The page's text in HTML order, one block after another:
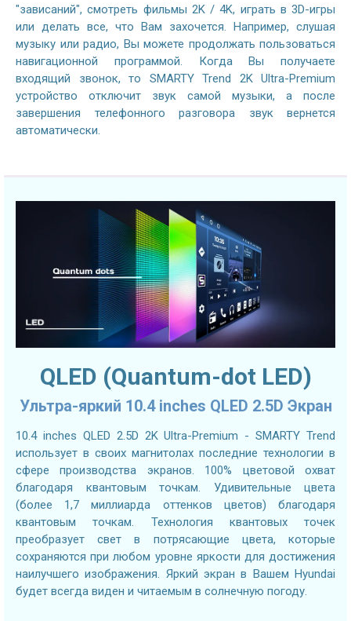
"зависаний", смотреть фильмы 2K / 4K, играть в 3D-игры
или делать все, что Вам захочется. Например, слушая
музыку или радио, Вы можете продолжать пользоваться
навигационной программой. Когда Вы получаете
входящий звонок, то SMARTY Trend 2K Ultra-Premium
устройство отключит звук самой музыки, а после
завершения телефонного разговора звук вернется
автоматически.
QLED (Quantum-dot LED)
Ультра-яркий 10.4 inches QLED 2.5D Экран
10.4 inches QLED 2.5D 2K Ultra-Premium - SMARTY Trend
использует в своих магнитолах последние технологии в
сфере производства экранов. 100% цветовой охват
благодаря квантовым точкам. Удивительные цвета
(более 1,7 миллиарда оттенков цветов) благодаря
квантовым точкам. Технология квантовых точек
преобразует свет в потрясающие цвета, которые
сохраняются при любом уровне яркости для достижения
наилучшего изображения. Яркий экран в Вашем Hyundai
будет всегда виден и читаемым в солнечную погоду.